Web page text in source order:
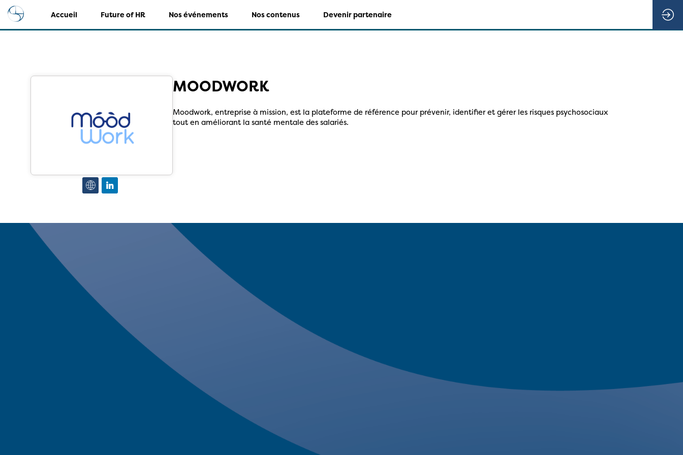
Accueil Future of HR Nos événements Nos contenus Devenir partenaire
MOODWORK
Moodwork, entreprise à mission, est la plateforme de référence pour prévenir, identifier et gérer les risques psychosociaux
tout en améliorant la santé mentale des salariés.